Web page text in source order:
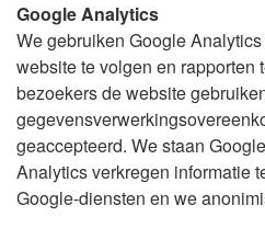
Google Analytics
We gebruiken Google
website te volgen en rapporten
bezoekers de website
geaccepteerd. We staan
Analytics verkregen informatie
Google-diensten en we